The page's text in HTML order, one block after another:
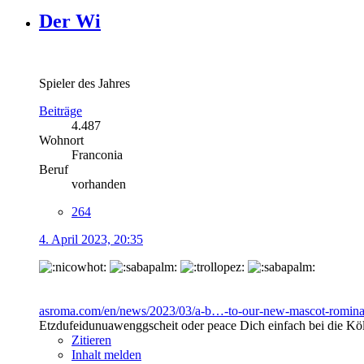
Der Wi
Spieler des Jahres
Beiträge
4.487
Wohnort
Franconia
Beruf
vorhanden
264
4. April 2023, 20:35
asroma.com/en/news/2023/03/a-b…-to-our-new-mascot-romina
Etzdufeidunuawenggscheit oder peace Dich einfach bei die
Zitieren
Inhalt melden